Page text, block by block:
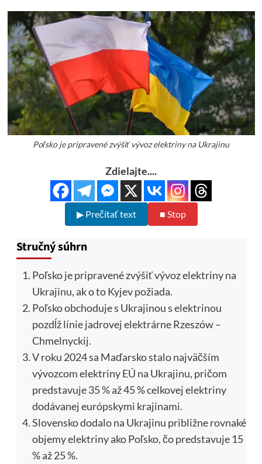
Poľsko je pripravené zvýšiť vývoz elektriny na Ukrajinu
Zdielajte....
▶ Prečítať text ■ Stop
Stručný súhrn
Poľsko je pripravené zvýšiť vývoz elektriny na
Ukrajinu, ak o to Kyjev požiada.
Poľsko obchoduje s Ukrajinou s elektrinou
pozdĺž línie jadrovej elektrárne Rzeszów –
Chmelnyckij.
V roku 2024 sa Maďarsko stalo najväčším
vývozcom elektriny EÚ na Ukrajinu, pričom
predstavuje 35 % až 45 % celkovej elektriny
dodávanej európskymi krajinami.
Slovensko dodalo na Ukrajinu približne rovnaké
objemy elektriny ako Poľsko, čo predstavuje 15
% až 25 %.